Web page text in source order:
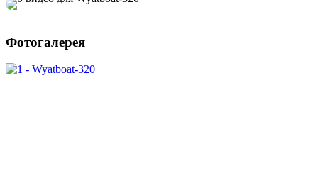
Фотогалерея